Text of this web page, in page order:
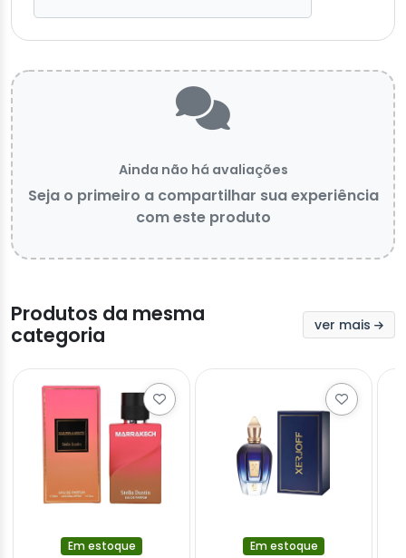
Ainda não há avaliações
Seja o primeiro a compartilhar sua experiência
com este produto
Produtos da mesma
categoria
ver mais
Em estoque Em estoque